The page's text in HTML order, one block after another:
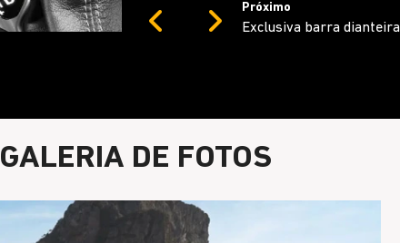
Próximo
Câmera frontal Trailcam
PreviousNext
GALERIA DE FOTOS